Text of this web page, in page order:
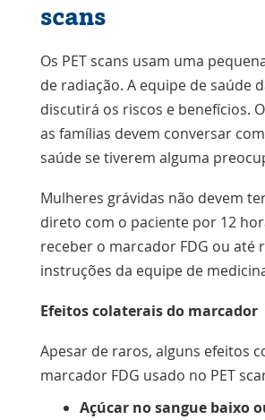
scans
Os PET scans usam uma
de radiação. A equipe de saúde
discutirá os riscos e benefícios.
as famílias devem conversar
saúde se tiverem alguma
Mulheres grávidas não devem
direto com o paciente por 12
receber o marcador FDG ou até
instruções da equipe de
Efeitos colaterais do marcador
Apesar de raros, alguns efeitos
marcador FDG usado no PET
Açúcar no sangue baixo